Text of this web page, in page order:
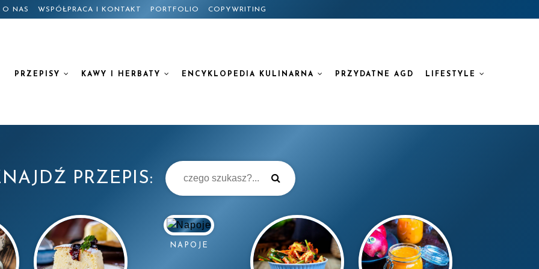
O NAS WSPÓŁPRACA I KONTAKT PORTFOLIO COPYWRITING
PRZEPISY KAWY I HERBATY ENCYKLOPEDIA KULINARNA PRZYDATNE AGD LIFESTYLE
PRZEPIS:
NAPOJE